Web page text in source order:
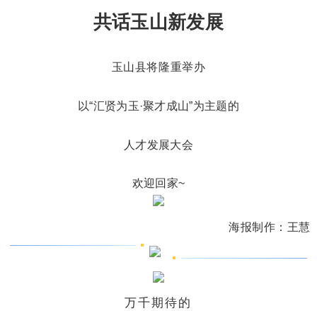
共话玉山新发展
玉山县将隆重举办
以“汇贤为玉·聚才成山”为主题的
人才发展大会
欢迎回家~
海报制作：王慧
万千期待的